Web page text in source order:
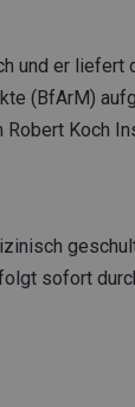
und er
(BfArM)
Koch
sofort